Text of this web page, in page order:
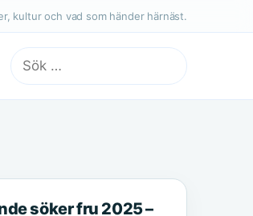
kultur och vad som händer härnäst.
Sök
efter:
söker fru 2025 –